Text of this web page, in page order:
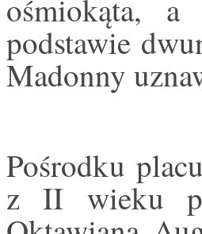
ośmiokąta,
podstawie
Madonny
Pośrodku
z II wieku